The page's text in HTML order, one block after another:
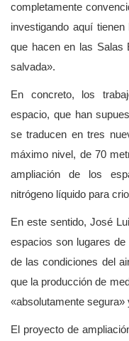
completamente
investigando aquí
que hacen en las Salas
salvada».
En concreto, los
espacio, que han
se traducen en tres
máximo nivel, de 70
ampliación de los
nitrógeno líquido para
En este sentido, José
espacios son lugares
de las condiciones del
que la producción de
«absolutamente segura»
El proyecto de